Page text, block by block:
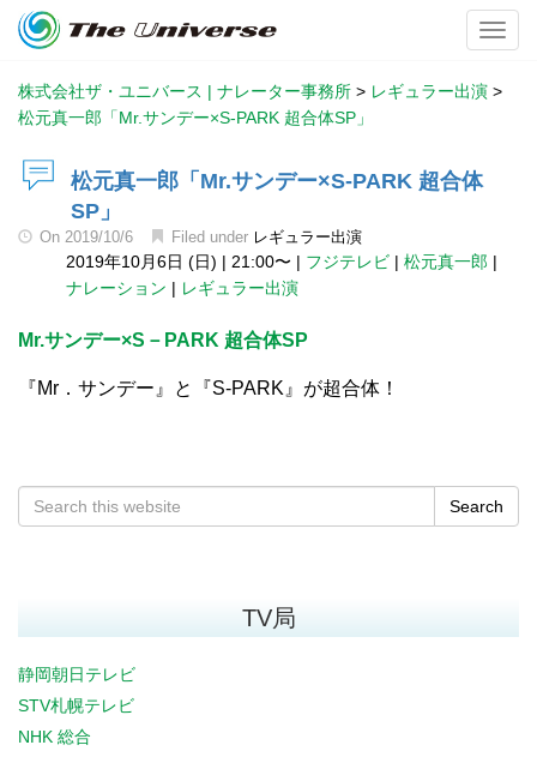
株式会社ザ・ユニバース | ナレーター事務所 > レギュラー出演 >
松元真一郎「Mr.サンデー×S-PARK 超合体SP」
松元真一郎「Mr.サンデー×S-PARK 超合体
SP」
On 2019/10/6 Filed under レギュラー出演
2019年10月6日 (日) | 21:00〜 | フジテレビ | 松元真一郎 |
ナレーション | レギュラー出演
Mr.サンデー×S－PARK 超合体SP
『Mr．サンデー』と『S-PARK』が超合体！
Search
TV局
静岡朝日テレビ
STV札幌テレビ
NHK 総合